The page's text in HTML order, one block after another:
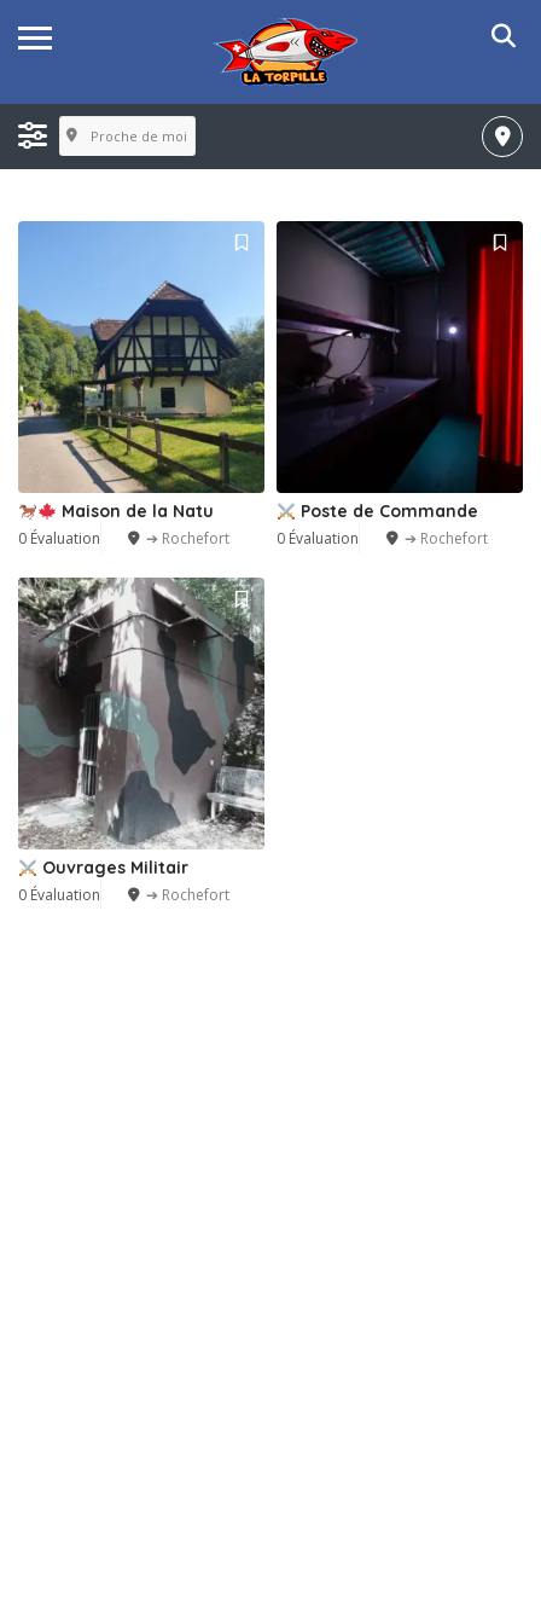
Proche de moi
Maison de la Natu
0 Évaluation ➔ Rochefort
Poste de Commande
0 Évaluation ➔ Rochefort
Ouvrages Militair
0 Évaluation ➔ Rochefort